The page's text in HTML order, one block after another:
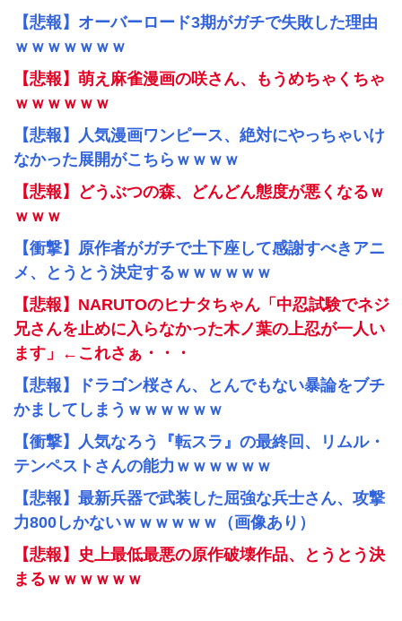
【悲報】オーバーロード3期がガチで失敗した理由
ｗｗｗｗｗｗｗ
【悲報】萌え麻雀漫画の咲さん、もうめちゃくちゃ
ｗｗｗｗｗｗ
【悲報】人気漫画ワンピース、絶対にやっちゃいけ
なかった展開がこちらｗｗｗｗ
【悲報】どうぶつの森、どんどん態度が悪くなるｗ
ｗｗｗ
【衝撃】原作者がガチで土下座して感謝すべきアニ
メ、とうとう決定するｗｗｗｗｗｗ
【悲報】NARUTOのヒナタちゃん「中忍試験でネジ
兄さんを止めに入らなかった木ノ葉の上忍が一人い
ます」←これさぁ・・・
【悲報】ドラゴン桜さん、とんでもない暴論をブチ
かましてしまうｗｗｗｗｗｗ
【衝撃】人気なろう『転スラ』の最終回、リムル・
テンペストさんの能力ｗｗｗｗｗｗ
【悲報】最新兵器で武装した屈強な兵士さん、攻撃
力800しかないｗｗｗｗｗｗ（画像あり）
【悲報】史上最低最悪の原作破壊作品、とうとう決
まるｗｗｗｗｗｗ